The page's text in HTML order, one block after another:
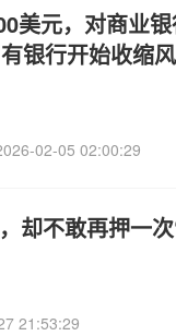
美元，对商业
银行开始收缩
02-05 02:00:29
却不敢再押一
21:53:29